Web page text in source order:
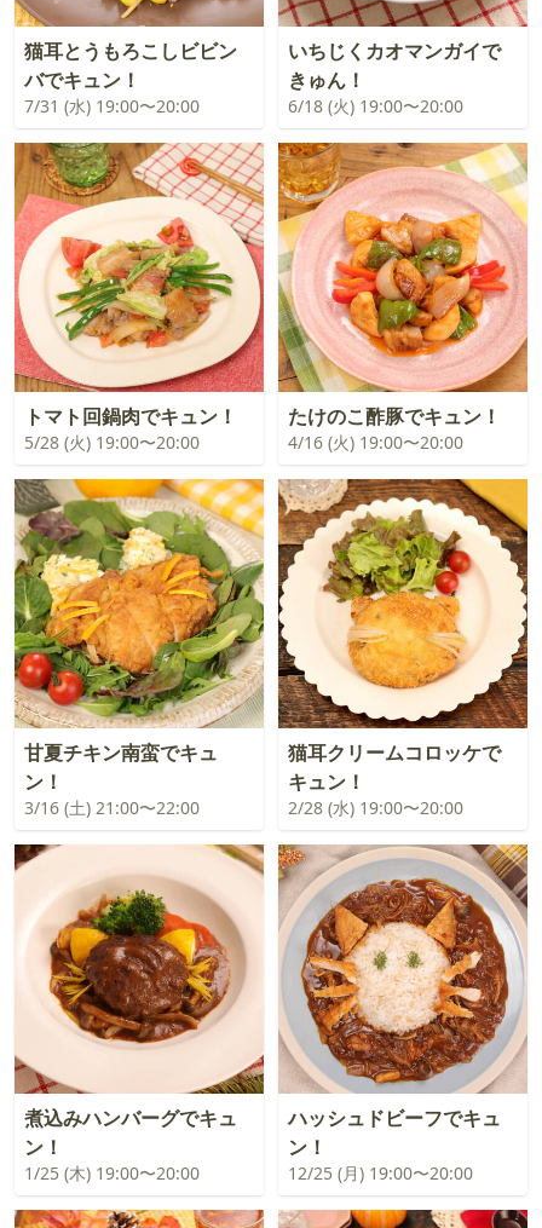
猫耳とうもろこしビビン
バでキュン！
7/31 (水) 19:00〜20:00
いちじくカオマンガイで
きゅん！
6/18 (火) 19:00〜20:00
トマト回鍋肉でキュン！
5/28 (火) 19:00〜20:00
たけのこ酢豚でキュン！
4/16 (火) 19:00〜20:00
甘夏チキン南蛮でキュ
ン！
3/16 (土) 21:00〜22:00
猫耳クリームコロッケで
キュン！
2/28 (水) 19:00〜20:00
煮込みハンバーグでキュ
ン！
1/25 (木) 19:00〜20:00
ハッシュドビーフでキュ
ン！
12/25 (月) 19:00〜20:00